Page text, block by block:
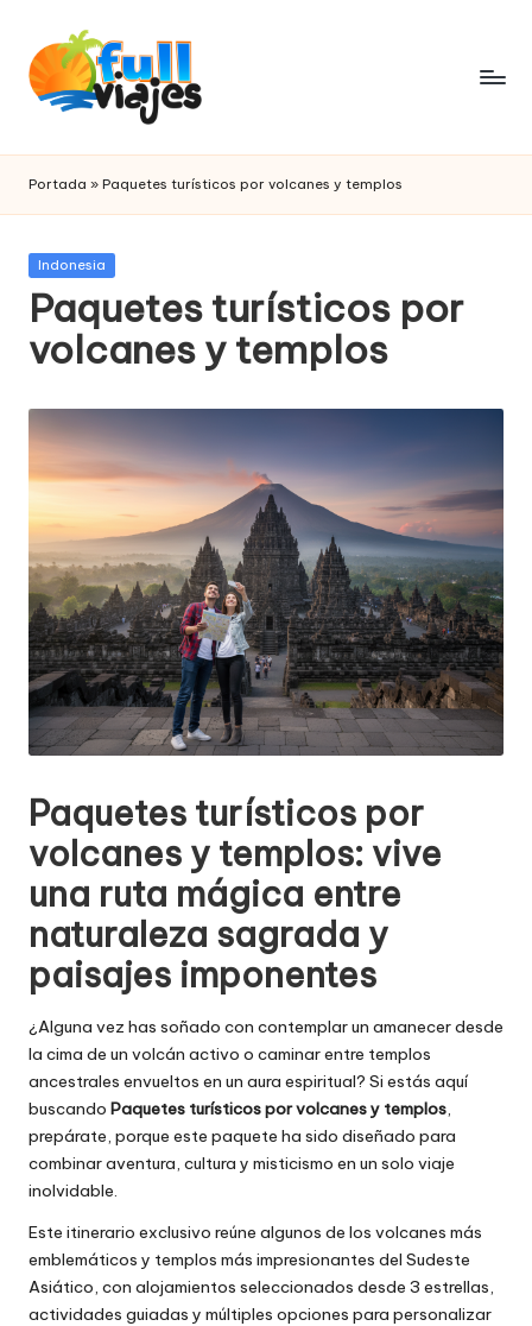
Saltar
contenido
F
u
ll
v
i
a
e
s
viajes
Portada » Paquetes turísticos por volcanes y templos
Publicada
Indonesia
Paquetes turísticos por
volcanes y templos
Paquetes turísticos por
volcanes y templos: vive
una ruta mágica entre
naturaleza sagrada y
paisajes imponentes
¿Alguna vez has soñado con contemplar un amanecer desde
la cima de un volcán activo o caminar entre templos
ancestrales envueltos en un aura espiritual? Si estás aquí
buscando Paquetes turísticos por volcanes y templos,
prepárate, porque este paquete ha sido diseñado para
combinar aventura, cultura y misticismo en un solo viaje
inolvidable.
Este itinerario exclusivo reúne algunos de los volcanes más
emblemáticos y templos más impresionantes del Sudeste
Asiático, con alojamientos seleccionados desde 3 estrellas,
actividades guiadas y múltiples opciones para personalizar